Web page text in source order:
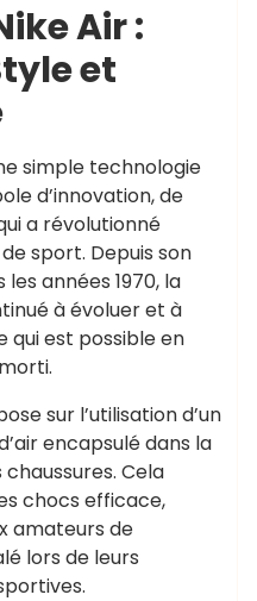
Air :
et
simple technologie
d’innovation, de
a révolutionné
sport. Depuis son
années 1970, la
à évoluer et à
qui est possible en
sur l’utilisation d’un
encapsulé dans la
Cela
chocs efficace,
amateurs de
lors de leurs